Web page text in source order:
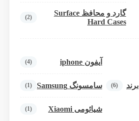
گارد و محافظ Surface
Hard Cases
(2)
برند (6)
آیفون iphone (4)
سامسونگ Samsung (1)
شیائومی Xiaomi (1)